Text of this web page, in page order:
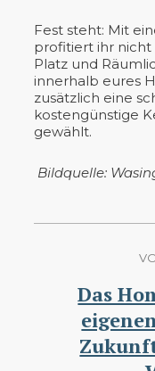
Fest steht: Mit
profitiert ihr
Platz und
innerhalb eures
zusätzlich eine
kostengünstige
gewählt.
Bildquelle:
Das